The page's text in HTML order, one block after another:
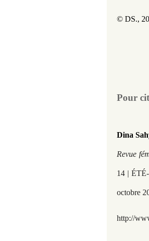
© DS.,
Pour
Dina
Revue
14 |
octobre
http://